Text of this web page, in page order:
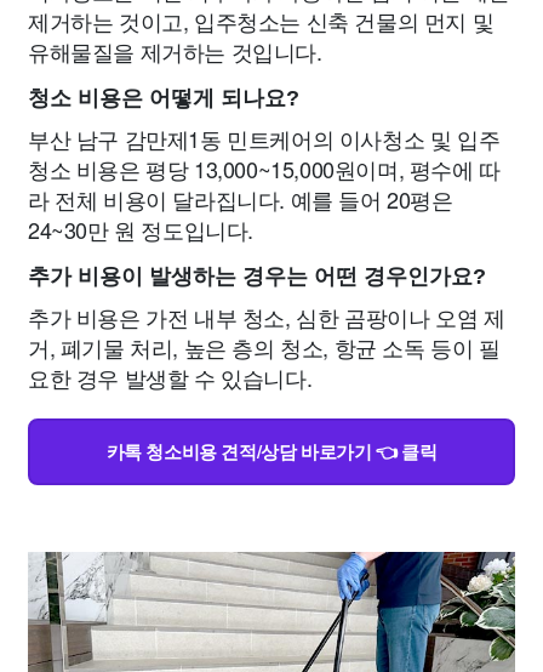
제거하는 것이고, 입주청소는 신축 건물의 먼지 및
유해물질을 제거하는 것입니다.
청소 비용은 어떻게 되나요?
부산 남구 감만제1동 민트케어의 이사청소 및 입주
청소 비용은 평당 13,000~15,000원이며, 평수에 따
라 전체 비용이 달라집니다. 예를 들어 20평은
24~30만 원 정도입니다.
추가 비용이 발생하는 경우는 어떤 경우인가요?
추가 비용은 가전 내부 청소, 심한 곰팡이나 오염 제
거, 폐기물 처리, 높은 층의 청소, 항균 소독 등이 필
요한 경우 발생할 수 있습니다.
카톡 청소비용 견적/상담 바로가기 👈 클릭